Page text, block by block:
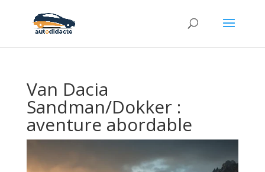
Van Dacia
Sandman/Dokker :
aventure abordable